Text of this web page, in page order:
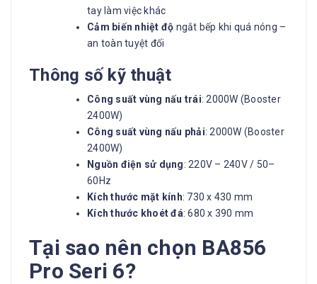
tay làm việc khác
Cảm biến nhiệt độ ngắt bếp khi quá nóng –
an toàn tuyệt đối
Thông số kỹ thuật
Công suất vùng nấu trái: 2000W (Booster
2400W)
Công suất vùng nấu phải: 2000W (Booster
2400W)
Nguồn điện sử dụng: 220V – 240V / 50–
60Hz
Kích thước mặt kính: 730 x 430 mm
Kích thước khoét đá: 680 x 390 mm
Tại sao nên chọn BA856
Pro Seri 6?